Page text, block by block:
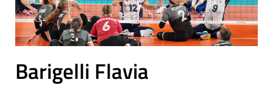
Barigelli Flavia